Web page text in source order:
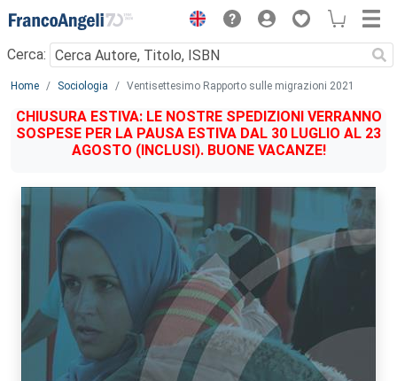
Menu
Cerca:
Main content
Home Sociologia Ventisettesimo Rapporto sulle migrazioni 2021
CHIUSURA ESTIVA: LE NOSTRE SPEDIZIONI VERRANNO
SOSPESE PER LA PAUSA ESTIVA DAL 30 LUGLIO AL 23
AGOSTO (INCLUSI). BUONE VACANZE!